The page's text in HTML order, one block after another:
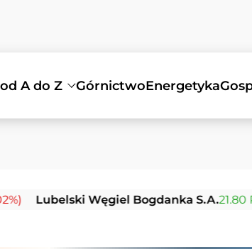
A do Z GórnictwoEnergetyka
Węgiel Bogdanka S.A.21.80 PLN